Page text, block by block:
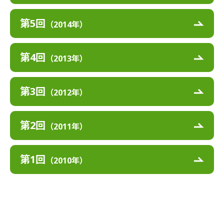
第5回 （2014年）
第4回 （2013年）
第3回 （2012年）
第2回 （2011年）
第1回 （2010年）